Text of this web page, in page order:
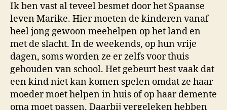
Ik ben vast al teveel besmet door het Spaanse
leven Marike. Hier moeten de kinderen vanaf
heel jong gewoon meehelpen op het land en
met de slacht. In de weekends, op hun vrije
dagen, soms worden ze er zelfs voor thuis
gehouden van school. Het gebeurt best vaak dat
een kind niet kan komen spelen omdat ze haar
moeder moet helpen in huis of op haar demente
oma moet passen. Daarbij vergeleken hebben